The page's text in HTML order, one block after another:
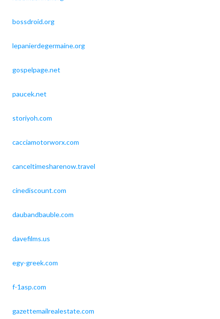
bossdroid.org
lepanierdegermaine.org
gospelpage.net
paucek.net
storiyoh.com
cacciamotorworx.com
canceltimesharenow.travel
cinediscount.com
daubandbauble.com
davefilms.us
egy-greek.com
f-1asp.com
gazettemailrealestate.com